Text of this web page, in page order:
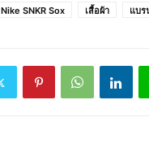
Nike SNKR Sox เสื้อผ้า แบร